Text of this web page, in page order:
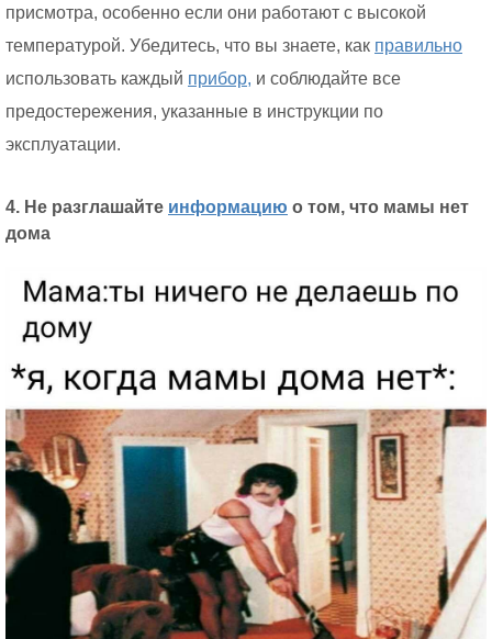
присмотра, особенно если они работают с высокой
температурой. Убедитесь, что вы знаете, как правильно
использовать каждый прибор, и соблюдайте все
предостережения, указанные в инструкции по
эксплуатации.
4. Не разглашайте информацию о том, что мамы нет
дома